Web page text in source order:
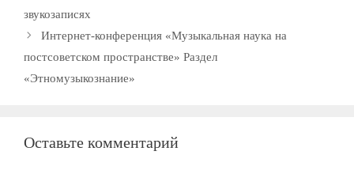
звукозаписях
Интернет-конференция «Музыкальная наука на
постсоветском пространстве» Раздел
«Этномузыкознание»
Оставьте комментарий